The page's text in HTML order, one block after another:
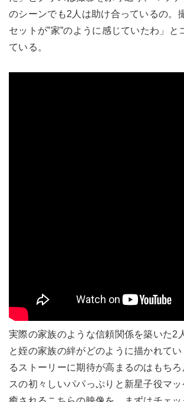
のシーンでも2人は助け合っているの。
セットが”家”のように感じていたわ」と
ている。
実際の家族のような信頼関係を築いた2
と姪の家族の絆がどのように描かれてい
るストーリーに期待が高まるのはもちろ
スの初々しいパパっぷりと新星子役マ